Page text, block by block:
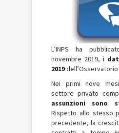
L’INPS ha
novembre 2019, i
2019
Nei primi nove
settore privato
assunzioni sono
Rispetto allo stesso
precedente, la